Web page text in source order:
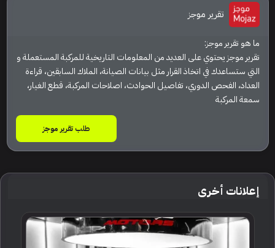
تقرير موجز
ما هو تقرير موجز:
تقرير موجز يحتوي على العديد من المعلومات التاريخية للمركبة المستعملة و
التي ستساعدك في اتخاذ القرار مثل بيانات الصيانة، الملاك السابقين، قراءة
العداد، الفحص الدوري، تفاصيل الحوادث، اصلاحات المركبة، قطع الغيار،
سمعة المركبة
طلب تقرير موجز
إعلانات أخرى